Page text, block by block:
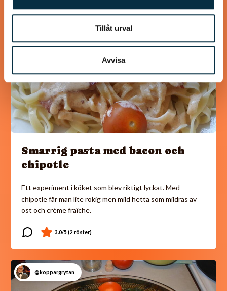
Tillåt urval
Avvisa
Smarrig pasta med bacon och
chipotle
Ett experiment i köket som blev riktigt lyckat. Med
chipotle får man lite rökig men mild hetta som mildras av
ost och crème fraîche.
@koppargrytan